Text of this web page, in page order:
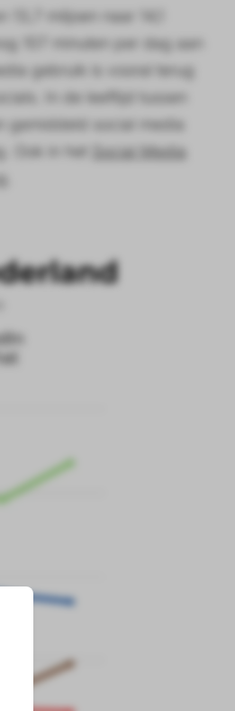
miljoen naar 14,1
107 minuten per dag aan
gebruik is vooral terug
In de leeftijd tussen
gemiddeld social media
Ook in het
Social Media